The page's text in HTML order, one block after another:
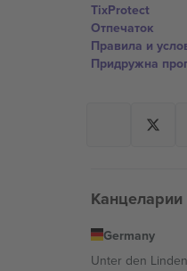
TixProtect
Отпечаток
Правила и
Придружна
Germany
Unter den